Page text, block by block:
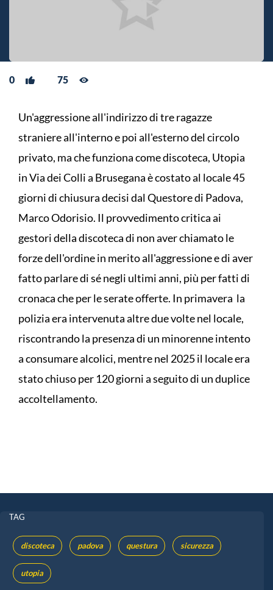
0 75
Un'aggressione all'indirizzo di tre ragazze
straniere all'interno e poi all'esterno del circolo
privato, ma che funziona come discoteca, Utopia
in Via dei Colli a Brusegana è costato al locale 45
giorni di chiusura decisi dal Questore di Padova,
Marco Odorisio. Il provvedimento critica ai
gestori della discoteca di non aver chiamato le
forze dell'ordine in merito all'aggressione e di aver
fatto parlare di sé negli ultimi anni, più per fatti di
cronaca che per le serate offerte. In primavera la
polizia era intervenuta altre due volte nel locale,
riscontrando la presenza di un minorenne intento
a consumare alcolici, mentre nel 2025 il locale era
stato chiuso per 120 giorni a seguito di un duplice
accoltellamento.
TAG
discoteca padova questura sicurezza
utopia